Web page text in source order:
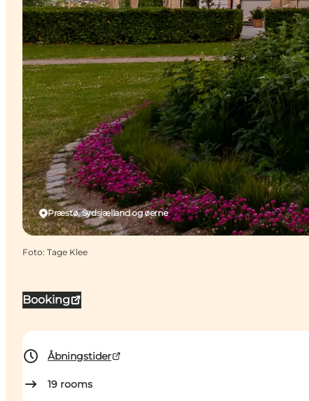
Booking
Åbningstider
19 rooms
Præstø, Sydsjælland og øerne
Foto: Tage Klee